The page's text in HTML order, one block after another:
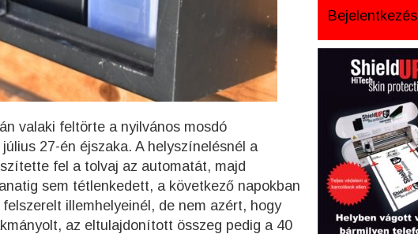
valaki feltörte a nyilvános mosdó
27-én éjszaka. A helyszínelésnél a
fel a tolvaj az automatát, majd
sem tétlenkedett, a következő napokban
illemhelyeinél, de nem azért, hogy
az eltulajdonított összeg pedig a 40
Bejelentkezés